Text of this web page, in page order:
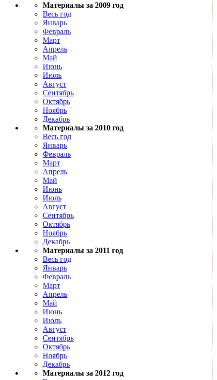
Материалы за 2009 год
Весь год
Январь
Февраль
Март
Апрель
Май
Июнь
Июль
Август
Сентябрь
Октябрь
Ноябрь
Декабрь
Материалы за 2010 год
Весь год
Январь
Февраль
Март
Апрель
Май
Июнь
Июль
Август
Сентябрь
Октябрь
Ноябрь
Декабрь
Материалы за 2011 год
Весь год
Январь
Февраль
Март
Апрель
Май
Июнь
Июль
Август
Сентябрь
Октябрь
Ноябрь
Декабрь
Материалы за 2012 год